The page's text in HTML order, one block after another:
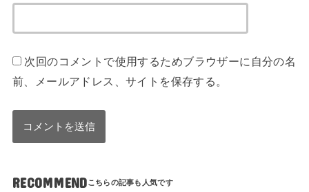
次回のコメントで使用するためブラウザーに自分の名
前、メールアドレス、サイトを保存する。
RECOMMEND